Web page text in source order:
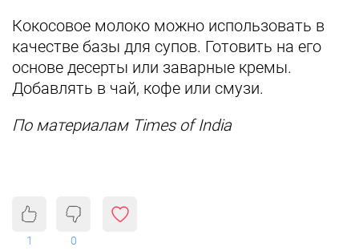
Кокосовое молоко можно использовать в
качестве базы для супов. Готовить на его
основе десерты или заварные кремы.
Добавлять в чай, кофе или смузи.
По материалам Times of India
1 0